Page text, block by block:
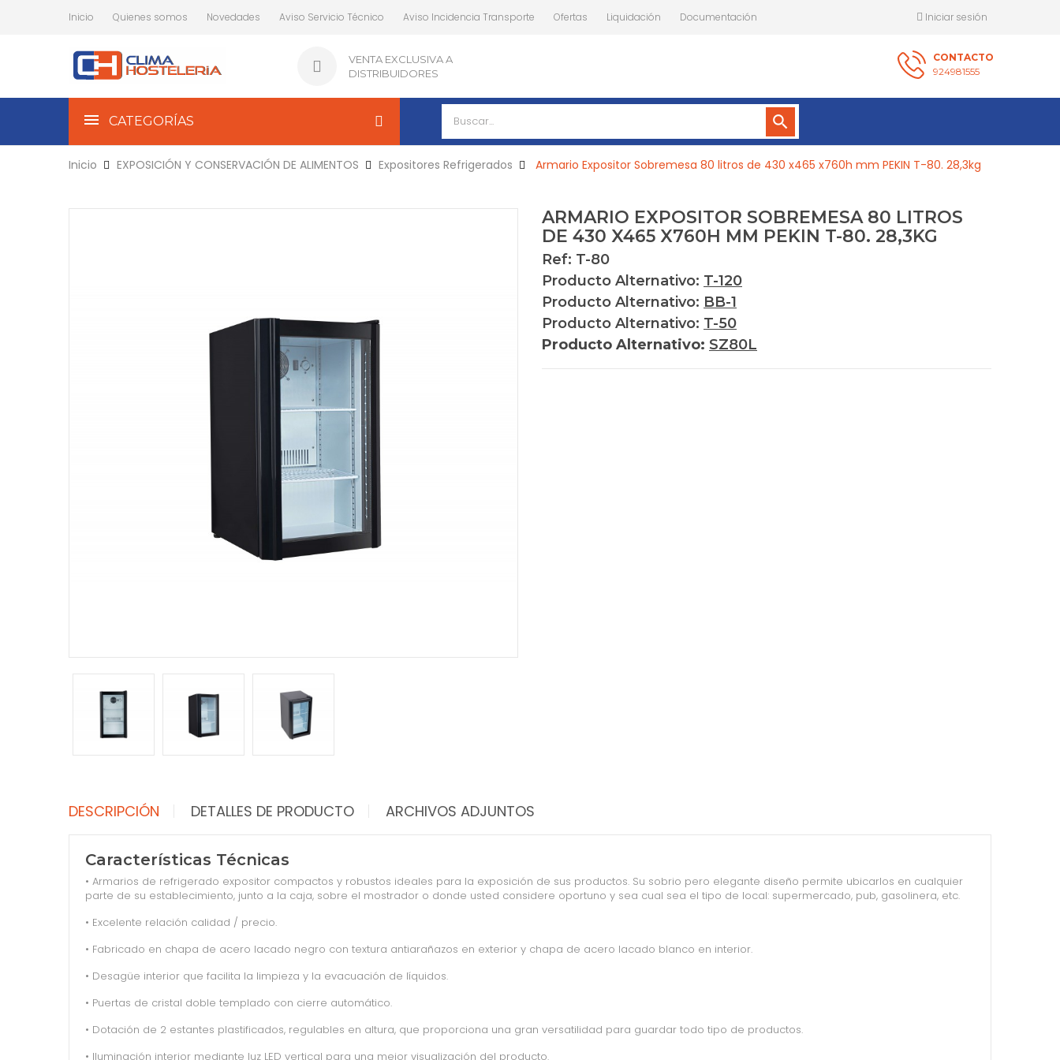
Inicio Quienes somos Novedades Aviso Servicio Técnico Aviso Incidencia Transporte Ofertas Liquidación Documentación Iniciar sesión
VENTA EXCLUSIVA A
DISTRIBUIDORES
CONTACTO
924981555
CATEGORÍAS search
Inicio EXPOSICIÓN Y CONSERVACIÓN DE ALIMENTOS Expositores Refrigerados Armario Expositor Sobremesa 80 litros de 430 x465 x760h mm PEKIN T-80. 28,3kg
ARMARIO EXPOSITOR SOBREMESA 80 LITROS
DE 430 X465 X760H MM PEKIN T-80. 28,3KG
Ref: T-80
Producto Alternativo: T-120
Producto Alternativo: BB-1
Producto Alternativo: T-50
Producto Alternativo: SZ80L
DESCRIPCIÓN DETALLES DE PRODUCTO ARCHIVOS ADJUNTOS
Características Técnicas
• Armarios de refrigerado expositor compactos y robustos ideales para la exposición de sus productos. Su sobrio pero elegante diseño permite ubicarlos en cualquier
parte de su establecimiento, junto a la caja, sobre el mostrador o donde usted considere oportuno y sea cual sea el tipo de local: supermercado, pub, gasolinera, etc.
• Excelente relación calidad / precio.
• Fabricado en chapa de acero lacado negro con textura antiarañazos en exterior y chapa de acero lacado blanco en interior.
• Desagüe interior que facilita la limpieza y la evacuación de líquidos.
• Puertas de cristal doble templado con cierre automático.
• Dotación de 2 estantes plastificados, regulables en altura, que proporciona una gran versatilidad para guardar todo tipo de productos.
• Iluminación interior mediante luz LED vertical para una mejor visualización del producto.